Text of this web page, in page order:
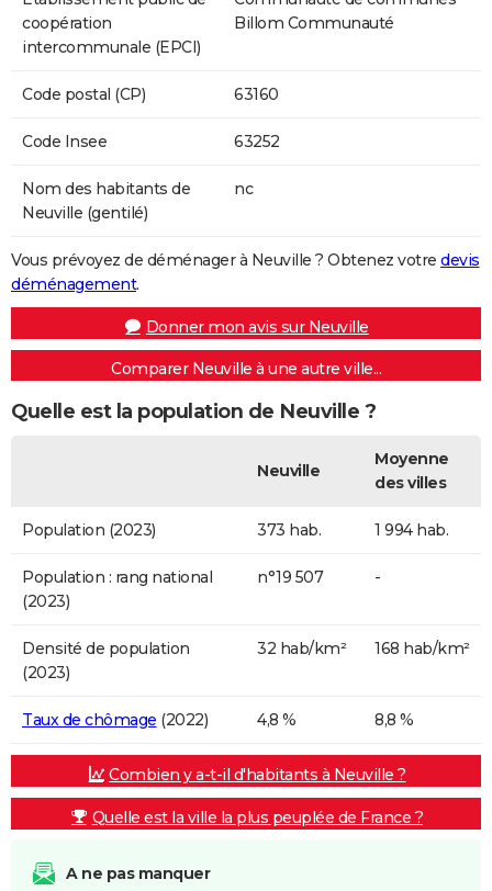
coopération
intercommunale (EPCI)
Billom Communauté
Code postal (CP) 63160
Code Insee 63252
Nom des habitants de
Neuville (gentilé)
nc
Vous prévoyez de déménager à Neuville ? Obtenez votre devis
déménagement.
Donner mon avis sur Neuville
Comparer Neuville à une autre ville...
Quelle est la population de Neuville ?
Neuville
Moyenne
des villes
Population (2023) 373 hab. 1 994 hab.
Population : rang national
(2023)
n°19 507 -
Densité de population
(2023)
32 hab/km² 168 hab/km²
Taux de chômage (2022) 4,8 % 8,8 %
Combien y a-t-il d'habitants à Neuville ?
Quelle est la ville la plus peuplée de France ?
A ne pas manquer